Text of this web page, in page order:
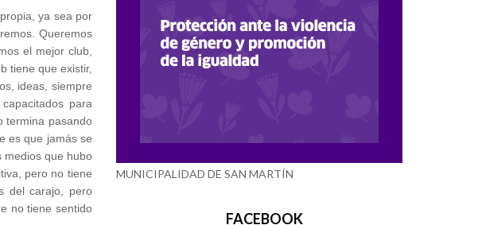
ya sea por
Queremos
el mejor club,
tiene que existir,
ideas, siempre
para
termina pasando
es que jamás se
medios que hubo
pero no tiene
del carajo, pero
no tiene sentido
MUNICIPALIDAD DE SAN MARTÍN
FACEBOOK